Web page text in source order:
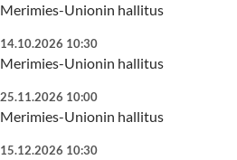
Merimies-Unionin hallitus
14.10.2026 10:30
Merimies-Unionin hallitus
25.11.2026 10:00
Merimies-Unionin hallitus
15.12.2026 10:30